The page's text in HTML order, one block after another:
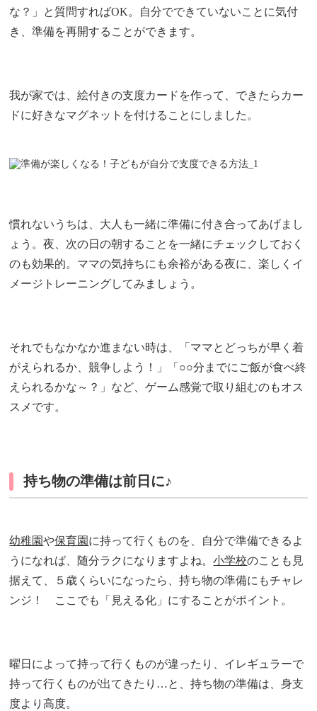
な？」と質問すればOK。自分でできていないことに気付
き、準備を再開することができます。
我が家では、絵付きの支度カードを作って、できたらカー
ドに好きなマグネットを付けることにしました。
慣れないうちは、大人も一緒に準備に付き合ってあげまし
ょう。夜、次の日の朝することを一緒にチェックしておく
のも効果的。ママの気持ちにも余裕がある夜に、楽しくイ
メージトレーニングしてみましょう。
それでもなかなか進まない時は、「ママとどっちが早く着
がえられるか、競争しよう！」「○○分までにご飯が食べ終
えられるかな～？」など、ゲーム感覚で取り組むのもオス
スメです。
持ち物の準備は前日に♪
幼稚園や保育園 に持って行くものを、自分で準備できるよ
うになれば、随分ラクになりますよね。小学校のことも見
据えて、５歳くらいになったら、持ち物の準備にもチャレ
ンジ！ ここでも「見える化」にすることがポイント。
曜日によって持って行くものが違ったり、イレギュラーで
持って行くものが出てきたり…と、持ち物の準備は、身支
度より高度。